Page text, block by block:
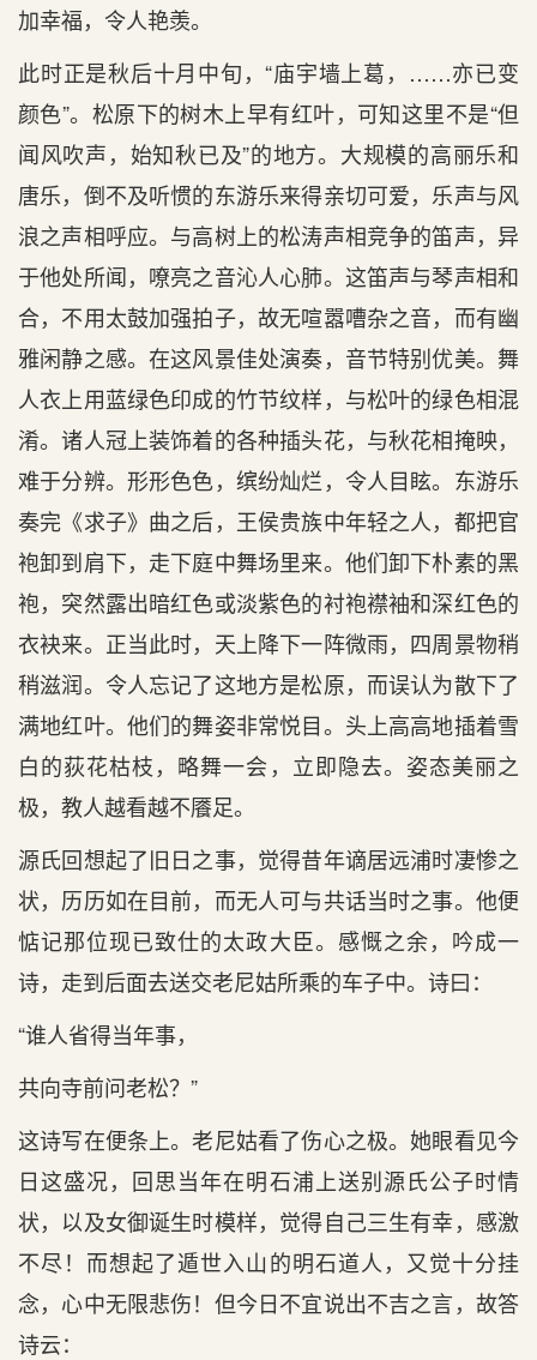
加幸福，令人艳羡。
此时正是秋后十月中旬，“庙宇墙上葛，……亦已变
颜色”。松原下的树木上早有红叶，可知这里不是“但
闻风吹声，始知秋已及”的地方。大规模的高丽乐和
唐乐，倒不及听惯的东游乐来得亲切可爱，乐声与风
浪之声相呼应。与高树上的松涛声相竞争的笛声，异
于他处所闻，嘹亮之音沁人心肺。这笛声与琴声相和
合，不用太鼓加强拍子，故无喧嚣嘈杂之音，而有幽
雅闲静之感。在这风景佳处演奏，音节特别优美。舞
人衣上用蓝绿色印成的竹节纹样，与松叶的绿色相混
淆。诸人冠上装饰着的各种插头花，与秋花相掩映，
难于分辨。形形色色，缤纷灿烂，令人目眩。东游乐
奏完《求子》曲之后，王侯贵族中年轻之人，都把官
袍卸到肩下，走下庭中舞场里来。他们卸下朴素的黑
袍，突然露出暗红色或淡紫色的衬袍襟袖和深红色的
衣袂来。正当此时，天上降下一阵微雨，四周景物稍
稍滋润。令人忘记了这地方是松原，而误认为散下了
满地红叶。他们的舞姿非常悦目。头上高高地插着雪
白的荻花枯枝，略舞一会，立即隐去。姿态美丽之
极，教人越看越不餍足。
源氏回想起了旧日之事，觉得昔年谪居远浦时凄惨之
状，历历如在目前，而无人可与共话当时之事。他便
惦记那位现已致仕的太政大臣。感慨之余，吟成一
诗，走到后面去送交老尼姑所乘的车子中。诗曰：
“谁人省得当年事，
共向寺前问老松？ ”
这诗写在便条上。老尼姑看了伤心之极。她眼看见今
日这盛况，回思当年在明石浦上送别源氏公子时情
状，以及女御诞生时模样，觉得自己三生有幸，感激
不尽！而想起了遁世入山的明石道人，又觉十分挂
念，心中无限悲伤！但今日不宜说出不吉之言，故答
诗云：